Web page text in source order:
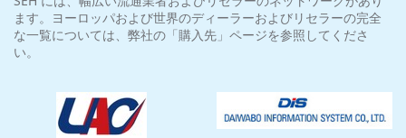
ます。ヨーロッパおよび世界のディーラーおよびリセラーの完全
な一覧については、弊社の「購入先」ページを参照してくださ
い。